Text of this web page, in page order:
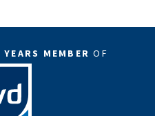
YEARS MEMBEROF